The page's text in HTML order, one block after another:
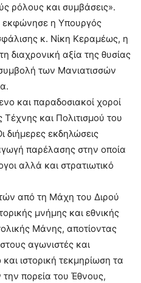
ρόλους και συμβάσεις».
εκφώνησε η Υπουργός
κ. Νίκη Κεραμέως, η
διαχρονική αξία της θυσίας
των Μανιατισσών
και παραδοσιακοί χοροί
και Πολιτισμού του
εκδηλώσεις
παρέλασης στην οποία
αλλά και στρατιωτικό
από τη Μάχη του Διρού
μνήμης και εθνικής
Μάνης, αποτίοντας
αγωνιστές και
ιστορική τεκμηρίωση τα
πορεία του Έθνους,